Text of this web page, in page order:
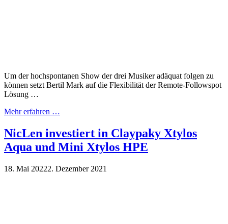
Um der hochspontanen Show der drei Musiker adäquat folgen zu
können setzt Bertil Mark auf die Flexibilität der Remote-Followspot
Lösung …
Mehr erfahren …
NicLen investiert in Claypaky Xtylos
Aqua und Mini Xtylos HPE
18. Mai 20222. Dezember 2021